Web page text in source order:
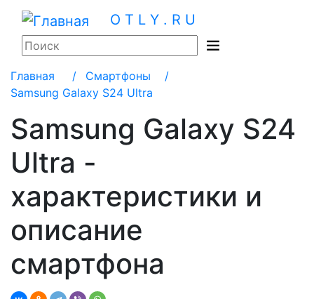
O T L Y . R U
Главная /
Смартфоны /
Samsung Galaxy S24 Ultra
Samsung Galaxy S24
Ultra -
характеристики и
описание
смартфона